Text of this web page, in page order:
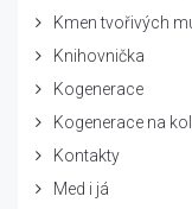
Kmen tvořivých
Knihovnička
Kogenerace
Kogenerace na
Kontakty
Med i já